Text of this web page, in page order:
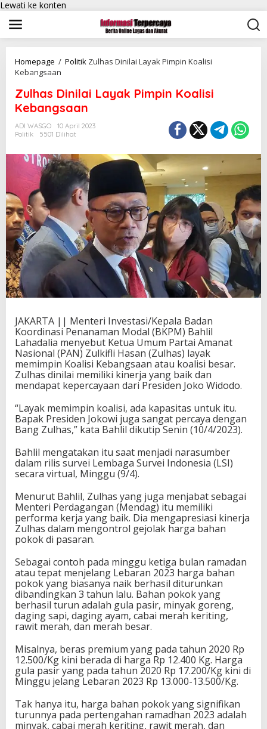
Lewati ke konten
Homepage / Politik Zulhas Dinilai Layak Pimpin Koalisi
Kebangsaan
Zulhas Dinilai Layak Pimpin Koalisi
Kebangsaan
ADI WASGO
10 April 2023
Politik
5501 Dilihat
JAKARTA || Menteri Investasi/Kepala Badan
Koordinasi Penanaman Modal (BKPM) Bahlil
Lahadalia menyebut Ketua Umum Partai Amanat
Nasional (PAN) Zulkifli Hasan (Zulhas) layak
memimpin Koalisi Kebangsaan atau koalisi besar.
Zulhas dinilai memiliki kinerja yang baik dan
mendapat kepercayaan dari Presiden Joko Widodo.
“Layak memimpin koalisi, ada kapasitas untuk itu.
Bapak Presiden Jokowi juga sangat percaya dengan
Bang Zulhas,” kata Bahlil dikutip Senin (10/4/2023).
Bahlil mengatakan itu saat menjadi narasumber
dalam rilis survei Lembaga Survei Indonesia (LSI)
secara virtual, Minggu (9/4).
Menurut Bahlil, Zulhas yang juga menjabat sebagai
Menteri Perdagangan (Mendag) itu memiliki
performa kerja yang baik. Dia mengapresiasi kinerja
Zulhas dalam mengontrol gejolak harga bahan
pokok di pasaran.
Sebagai contoh pada minggu ketiga bulan ramadan
atau tepat menjelang Lebaran 2023 harga bahan
pokok yang biasanya naik berhasil diturunkan
dibandingkan 3 tahun lalu. Bahan pokok yang
berhasil turun adalah gula pasir, minyak goreng,
daging sapi, daging ayam, cabai merah keriting,
rawit merah, dan merah besar.
Misalnya, beras premium yang pada tahun 2020 Rp
12.500/Kg kini berada di harga Rp 12.400 Kg. Harga
gula pasir yang pada tahun 2020 Rp 17.200/Kg kini di
Minggu jelang Lebaran 2023 Rp 13.000-13.500/Kg.
Tak hanya itu, harga bahan pokok yang signifikan
turunnya pada pertengahan ramadhan 2023 adalah
minyak, cabai merah keriting, rawit merah, dan